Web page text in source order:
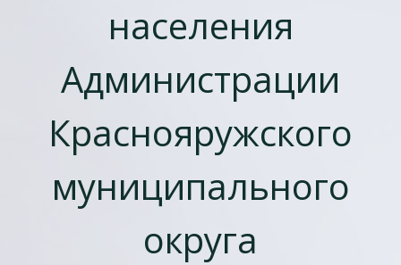
населения
Администрации
Краснояружского
муниципального
округа